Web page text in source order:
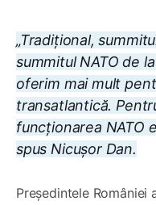
„Tradițional,
summitul NATO de
oferim mai mult
transatlantică.
funcționarea NATO
spus Nicușor Dan.
Președintele României